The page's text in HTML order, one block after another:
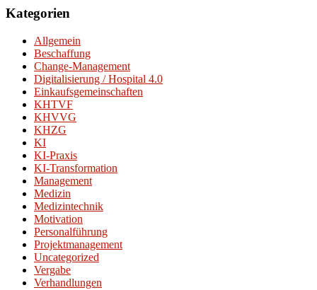
Kategorien
Allgemein
Beschaffung
Change-Management
Digitalisierung / Hospital 4.0
Einkaufsgemeinschaften
KHTVF
KHVVG
KHZG
KI
KI-Praxis
KI-Transformation
Management
Medizin
Medizintechnik
Motivation
Personalführung
Projektmanagement
Uncategorized
Vergabe
Verhandlungen